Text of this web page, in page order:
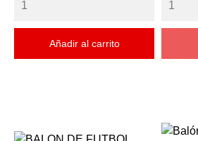
Añadir al carrito